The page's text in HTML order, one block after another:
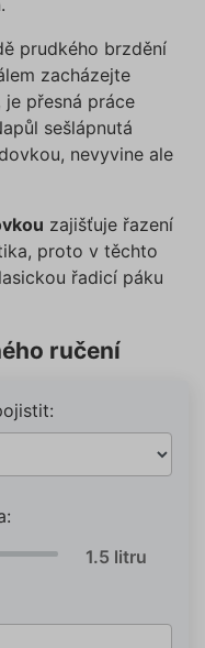
prudkého brzdění
zacházejte
přesná práce
sešlápnutá
nevyvine ale
zajišťuje řazení
proto v těchto
řadicí páku
ručení